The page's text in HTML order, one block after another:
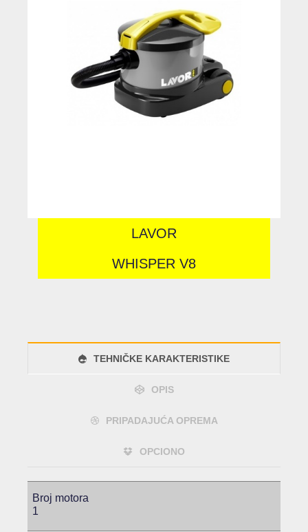
LAVOR
WHISPER V8
TEHNIČKE KARAKTERISTIKE
OPIS
PRIPADAJUĆA OPREMA
OPCIONO
Broj motora
1